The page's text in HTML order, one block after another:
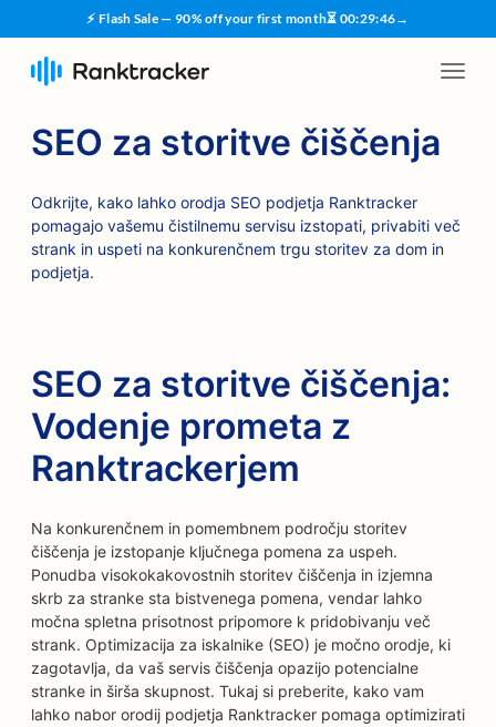
⚡ Flash Sale — 90% off your first month⏳ 00:29:45→
SEO za storitve čiščenja
Odkrijte, kako lahko orodja SEO podjetja Ranktracker
pomagajo vašemu čistilnemu servisu izstopati, privabiti več
strank in uspeti na konkurenčnem trgu storitev za dom in
podjetja.
SEO za storitve čiščenja:
Vodenje prometa z
Ranktrackerjem
Na konkurenčnem in pomembnem področju storitev
čiščenja je izstopanje ključnega pomena za uspeh.
Ponudba visokokakovostnih storitev čiščenja in izjemna
skrb za stranke sta bistvenega pomena, vendar lahko
močna spletna prisotnost pripomore k pridobivanju več
strank. Optimizacija za iskalnike (SEO) je močno orodje, ki
zagotavlja, da vaš servis čiščenja opazijo potencialne
stranke in širša skupnost. Tukaj si preberite, kako vam
lahko nabor orodij podjetja Ranktracker pomaga optimizirati